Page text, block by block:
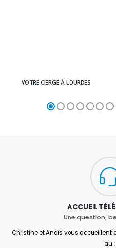
VOTRE CIERGE À LOURDES
ACCUEIL
Une question,
Christine et Anaïs vous accueillent
au :